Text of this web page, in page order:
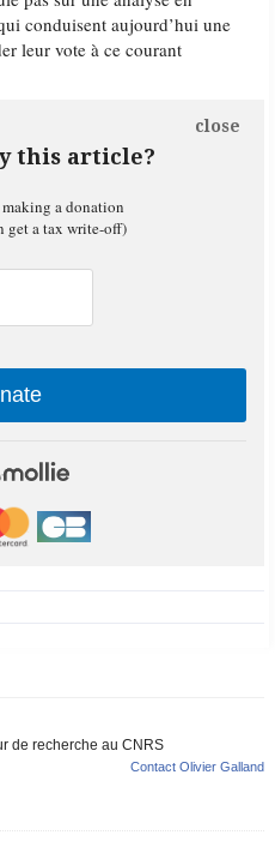
conduisent aujourd’hui une
leur vote à ce courant
this article?
close
a donation
get a tax write-off)
de recherche au CNRS
Contact Olivier Galland